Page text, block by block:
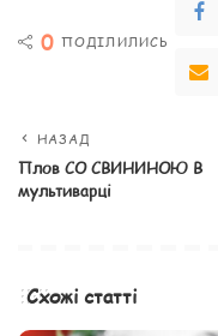
0 ПОДІЛИЛИСЬ
НАЗАД
Плов СО СВИНИНОЮ В
мультиварці
Схожі статті